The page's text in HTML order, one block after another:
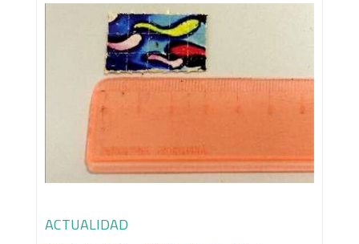
ACTUALIDAD